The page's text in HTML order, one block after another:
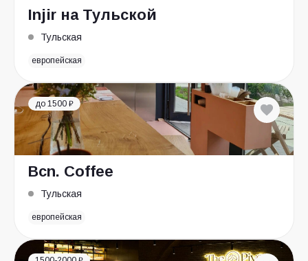
Injir на Тульской
Тульская
европейская
до 1500 ₽
Bcn. Coffee
Тульская
европейская